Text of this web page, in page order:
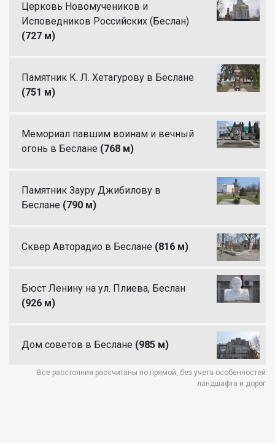
Церковь Новомучеников и
Исповедников Российских (Беслан)
(727 м)
Памятник К. Л. Хетагурову в Беслане
(751 м)
Мемориал павшим воинам и вечный
огонь в Беслане (768 м)
Памятник Зауру Джибилову в
Беслане (790 м)
Сквер Авторадио в Беслане (816 м)
Бюст Ленину на ул. Плиева, Беслан
(926 м)
Дом советов в Беслане (985 м)
Все расстояния рассчитаны по прямой, без учета особенностей
ландшафта и дорог